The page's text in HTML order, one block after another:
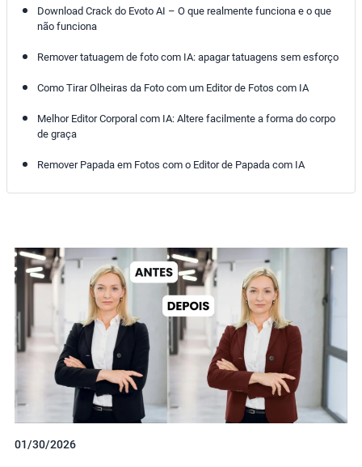
Download Crack do Evoto AI – O que realmente funciona e o que
não funciona
Remover tatuagem de foto com IA: apagar tatuagens sem esforço
Como Tirar Olheiras da Foto com um Editor de Fotos com IA
Melhor Editor Corporal com IA: Altere facilmente a forma do corpo
de graça
Remover Papada em Fotos com o Editor de Papada com IA
01/30/2026